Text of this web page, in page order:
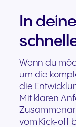
In
Wenn du
um die
die
Mit klaren
vom Kick-off